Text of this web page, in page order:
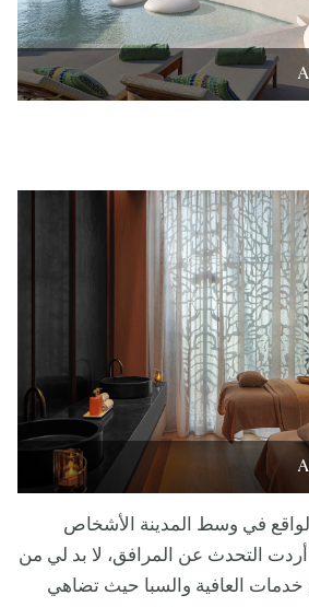
في وسط المدينة الأشخاص
أردت التحدث عن المرافق، لا بد لي من
خدمات العافية والسبا حيث تضاهي